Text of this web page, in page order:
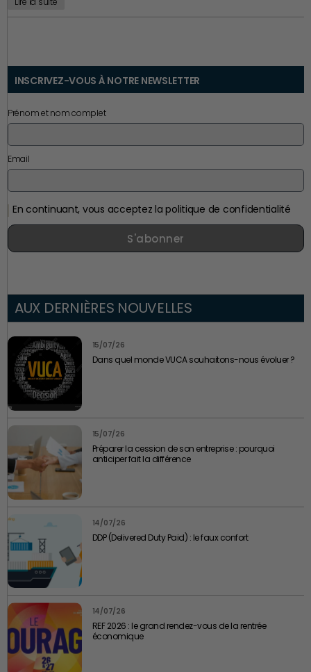
INSCRIVEZ-VOUS À NOTRE NEWSLETTER
Prénom et nom complet
Email
En continuant, vous acceptez la politique de confidentialité
S'abonner
AUX DERNIÈRES NOUVELLES
15/07/26
Dans quel monde VUCA souhaitons-nous évoluer ?
15/07/26
Préparer la cession de son entreprise : pourquoi
anticiper fait la différence
14/07/26
DDP (Delivered Duty Paid) : le faux confort
14/07/26
REF 2026 : le grand rendez-vous de la rentrée
économique